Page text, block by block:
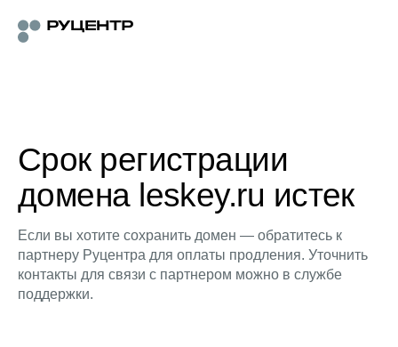
Срок регистрации
домена leskey.ru истек
Если вы хотите сохранить домен — обратитесь к
партнеру Руцентра для оплаты продления. Уточнить
контакты для связи с партнером можно в службе
поддержки.